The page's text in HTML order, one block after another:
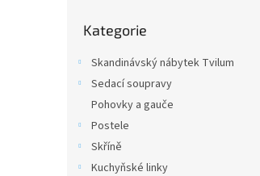
kategorie
Kategorie
Skandinávský nábytek Tvilum
Sedací soupravy
Pohovky a gauče
Postele
Skříně
Kuchyňské linky